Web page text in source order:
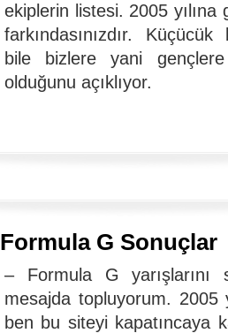
ekiplerin listesi. 2005 yılına
farkındasınızdır.
bile bizlere yani
olduğunu açıklıyor.
Formula G Sonuçlar
– Formula G yarışlarını
mesajda topluyorum. 2005
ben bu siteyi kapatıncaya